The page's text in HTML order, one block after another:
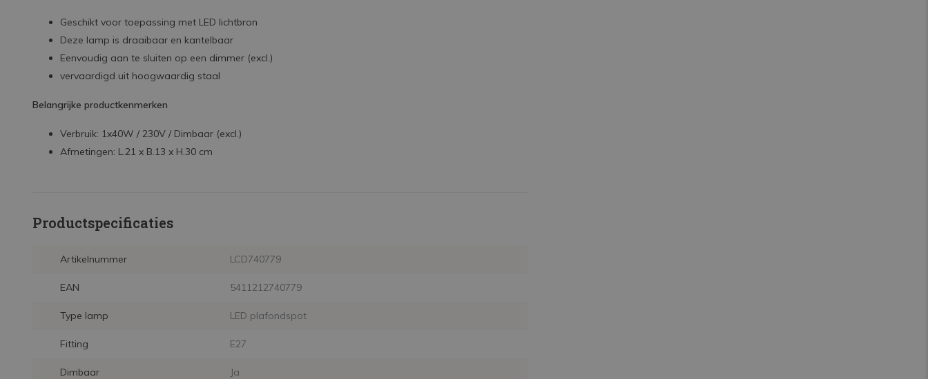
Geschikt voor toepassing met LED lichtbron
Deze lamp is draaibaar en kantelbaar
Eenvoudig aan te sluiten op een dimmer (excl.)
vervaardigd uit hoogwaardig staal
Belangrijke productkenmerken
Verbruik: 1x40W / 230V / Dimbaar (excl.)
Afmetingen: L.21 x B.13 x H.30 cm
Productspecificaties
Artikelnummer LCD740779
EAN 5411212740779
Type lamp LED plafondspot
Fitting E27
Dimbaar Ja